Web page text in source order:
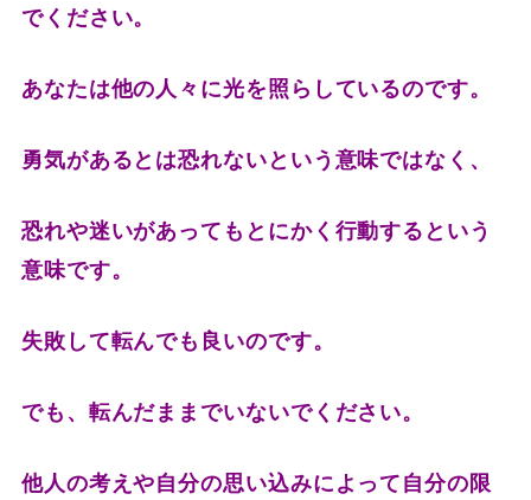
でください。
あなたは他の人々に光を照らしているのです。
勇気があるとは恐れないという意味ではなく、
恐れや迷いがあってもとにかく行動するという
意味です。
失敗して転んでも良いのです。
でも、転んだままでいないでください。
他人の考えや自分の思い込みによって自分の限